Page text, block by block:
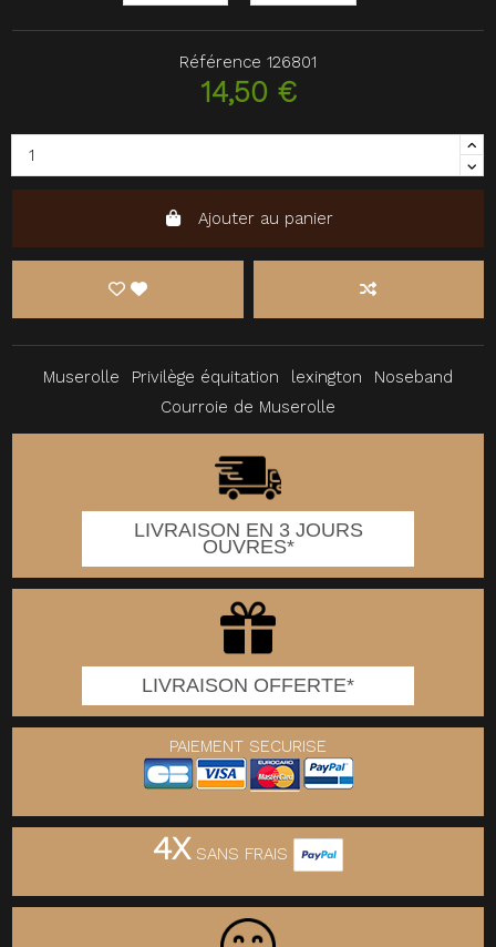
Référence 126801
14,50 €
Ajouter au panier
Muserolle Privilège équitation lexington
Noseband
Courroie de Muserolle
LIVRAISON EN 3 JOURS
OUVRES*
LIVRAISON OFFERTE*
PAIEMENT SECURISE
4XSANS FRAIS